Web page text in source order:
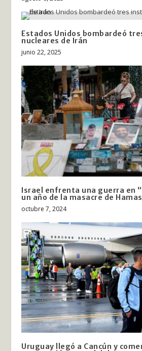
Estados Unidos bombardeó
nucleares de Irán
junio 22, 2025
Israel enfrenta una guerra en
un año de la masacre de Hamas
octubre 7, 2024
Uruguay llegó a Cancún y